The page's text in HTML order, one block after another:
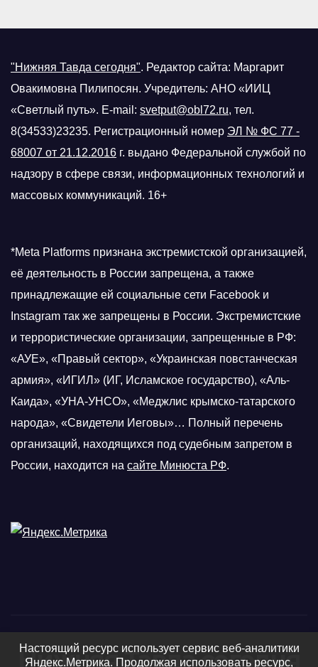
"Нижняя Тавда сегодня". Редактор сайта: Маргарит
Овакимовна Пилипосян. Учредитель: АНО «ИИЦ
«Светлый путь». E-mail: svetput@obl72.ru, тел.
8(34533)23235. Регистрационный номер ЭЛ № ФС 77 -
68007 от 21.12.2016 г. выдано Федеральной службой по
надзору в сфере связи, информационных технологий и
массовых коммуникаций. 16+
*Meta Platforms признана экстремистской организацией,
её деятельность в России запрещена, а также
принадлежащие ей социальные сети Facebook и
Instagram так же запрещены в России. Экстремистские
и террористические организации, запрещенные в РФ:
«АУЕ», «Правый сектор», «Украинская повстанческая
армия», «ИГИЛ» (ИГ, Исламское государство), «Аль-
Каида», «УНА-УНСО», «Меджлис крымско-татарского
народа», «Свидетели Иеговы»… Полный перечень
организаций, находящихся под судебным запретом в
России, находится на сайте Минюста РФ.
Нижняя Тавда сегодня
Настоящий ресурс использует сервис веб-аналитики
Яндекс.Метрика. Продолжая использовать ресурс,